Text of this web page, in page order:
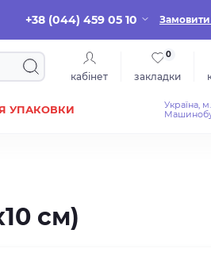
+38 (044) 459 05 10 Замовити
кабінет закладки
0
УПАКОВКИ
Україна,
см)